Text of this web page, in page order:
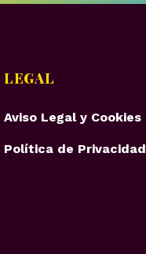
LEGAL
Aviso Legal y Cookies
Política de Privacidad